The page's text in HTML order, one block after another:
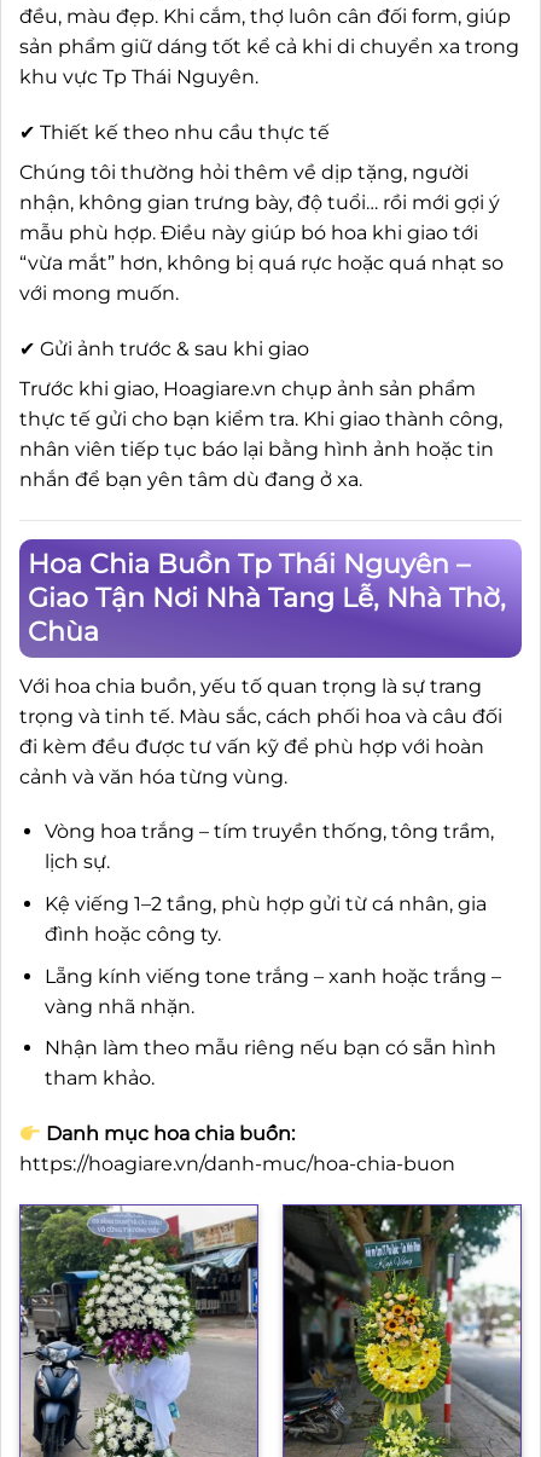
đều, màu đẹp. Khi cắm, thợ luôn cân đối form, giúp
sản phẩm giữ dáng tốt kể cả khi di chuyển xa trong
khu vực Tp Thái Nguyên.
✔ Thiết kế theo nhu cầu thực tế
Chúng tôi thường hỏi thêm về dịp tặng, người
nhận, không gian trưng bày, độ tuổi… rồi mới gợi ý
mẫu phù hợp. Điều này giúp bó hoa khi giao tới
“vừa mắt” hơn, không bị quá rực hoặc quá nhạt so
với mong muốn.
✔ Gửi ảnh trước & sau khi giao
Trước khi giao, Hoagiare.vn chụp ảnh sản phẩm
thực tế gửi cho bạn kiểm tra. Khi giao thành công,
nhân viên tiếp tục báo lại bằng hình ảnh hoặc tin
nhắn để bạn yên tâm dù đang ở xa.
Hoa Chia Buồn Tp Thái Nguyên –
Giao Tận Nơi Nhà Tang Lễ, Nhà Thờ,
Chùa
Với hoa chia buồn, yếu tố quan trọng là sự trang
trọng và tinh tế. Màu sắc, cách phối hoa và câu đối
đi kèm đều được tư vấn kỹ để phù hợp với hoàn
cảnh và văn hóa từng vùng.
Vòng hoa trắng – tím truyền thống, tông trầm,
lịch sự.
Kệ viếng 1–2 tầng, phù hợp gửi từ cá nhân, gia
đình hoặc công ty.
Lẵng kính viếng tone trắng – xanh hoặc trắng –
vàng nhã nhặn.
Nhận làm theo mẫu riêng nếu bạn có sẵn hình
tham khảo.
Danh mục hoa chia buồn:
https://hoagiare.vn/danh-muc/hoa-chia-buon